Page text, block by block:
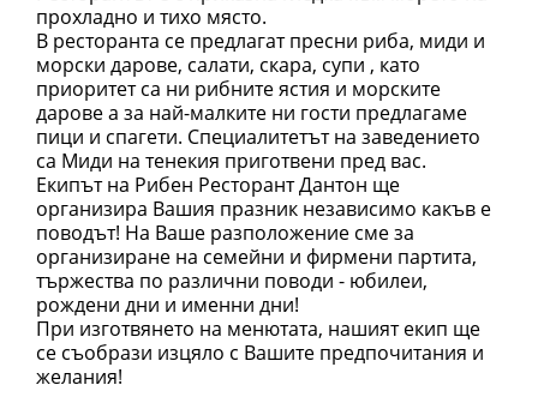
прохладно и тихо място.
В ресторанта се предлагат пресни риба, миди и
морски дарове, салати, скара, супи , като
приоритет са ни рибните ястия и морските
дарове а за най-малките ни гости предлагаме
пици и спагети. Специалитетът на заведението
са Миди на тенекия приготвени пред вас.
Екипът на Рибен Ресторант Дантон ще
организира Вашия празник независимо какъв е
поводът! На Ваше разположение сме за
организиране на семейни и фирмени партита,
тържества по различни поводи - юбилеи,
рождени дни и именни дни!
При изготвянето на менютата, нашият екип ще
се съобрази изцяло с Вашите предпочитания и
желания!